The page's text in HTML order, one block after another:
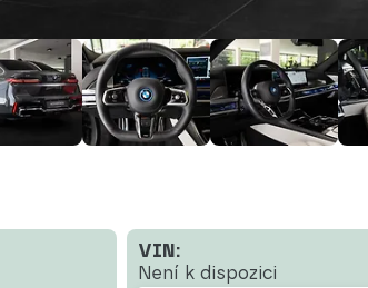
VIN:
Není k dispozici